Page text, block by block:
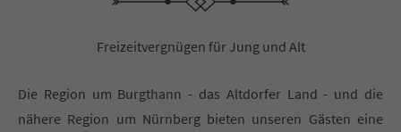
Freizeitvergnügen für Jung und Alt
Die Region um Burgthann - das Altdorfer Land - und die
nähere Region um Nürnberg bieten unseren Gästen eine